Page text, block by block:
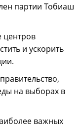
партии Тобиаш
центров
и ускорить
на выборах в
важных